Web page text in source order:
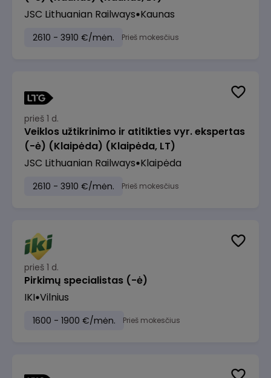
JSC Lithuanian Railways Kaunas
2610 - 3910 €/mėn. Prieš mokesčius
prieš 1 d.
Veiklos užtikrinimo ir atitikties vyr. ekspertas
(-ė) (Klaipėda) (Klaipėda, LT)
JSC Lithuanian Railways Klaipėda
2610 - 3910 €/mėn. Prieš mokesčius
prieš 1 d.
Pirkimų specialistas (-ė)
IKI Vilnius
1600 - 1900 €/mėn. Prieš mokesčius